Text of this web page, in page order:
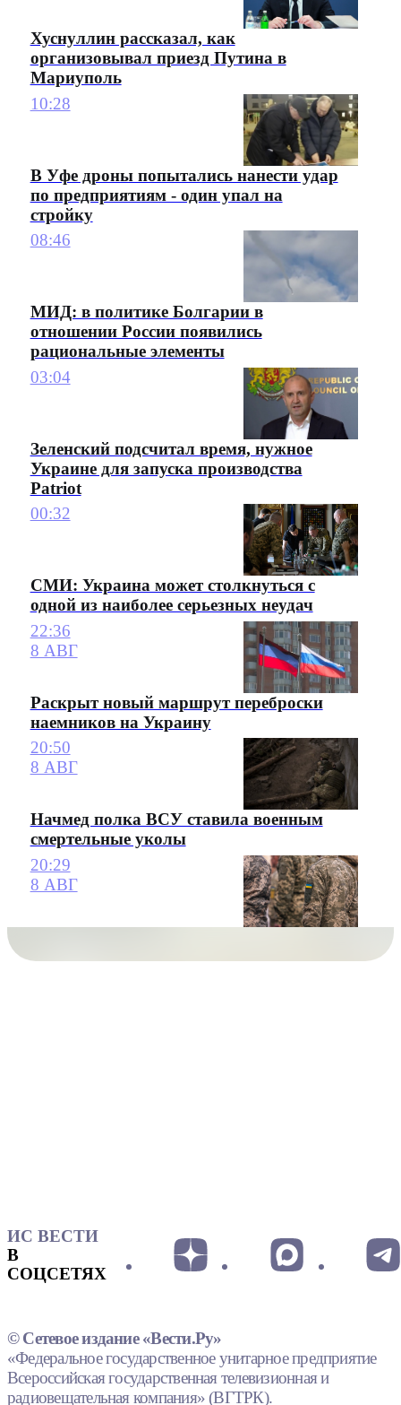
Хуснуллин рассказал, как
организовывал приезд Путина в
Мариуполь
10:28
В Уфе дроны попытались нанести удар
по предприятиям - один упал на
стройку
08:46
МИД: в политике Болгарии в
отношении России появились
рациональные элементы
03:04
Зеленский подсчитал время, нужное
Украине для запуска производства
Patriot
00:32
СМИ: Украина может столкнуться с
одной из наиболее серьезных неудач
22:36
8 АВГ
Раскрыт новый маршрут переброски
наемников на Украину
20:50
8 АВГ
Начмед полка ВСУ ставила военным
смертельные уколы
20:29
8 АВГ
ИС ВЕСТИ
В
СОЦСЕТЯХ
© Сетевое издание «Вести.Ру»
«Федеральное государственное унитарное предприятие
Всероссийская государственная телевизионная и
радиовещательная компания» (ВГТРК).